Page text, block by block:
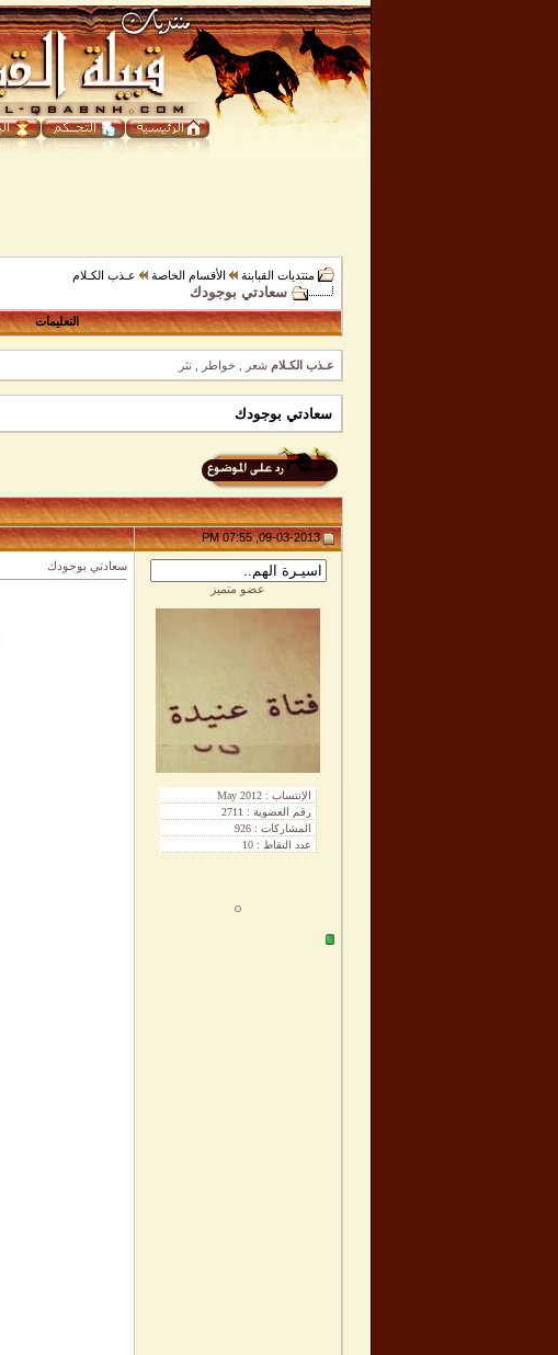
منتديات القبابنة الأقسام الخاصة عـذب الكـلام
سعادتي بوجودك
التعليمات
عـذب الكـلام شعر , خواطر , نثر
سعادتي بوجودك
09-03-2013, 07:55 PM
عضو متميز
سعادتي بوجودك